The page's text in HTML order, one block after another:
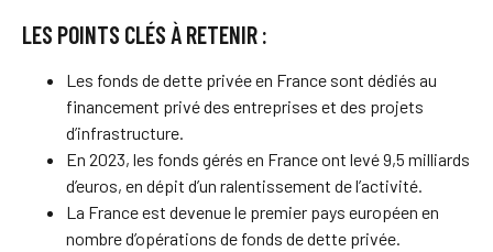
LES POINTS CLÉS À RETENIR :
Les fonds de dette privée en France sont dédiés au
financement privé des entreprises et des projets
d’infrastructure.
En 2023, les fonds gérés en France ont levé 9,5 milliards
d’euros, en dépit d’un ralentissement de l’activité.
La France est devenue le premier pays européen en
nombre d’opérations de fonds de dette privée.